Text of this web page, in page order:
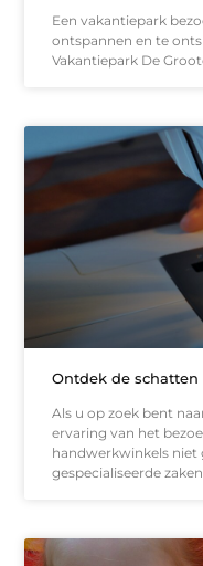
Een vakantiepark
ontspannen en te
Vakantiepark De
Ontdek de
Als u op zoek bent
ervaring van het
handwerkwinkels niet
gespecialiseerde zaken